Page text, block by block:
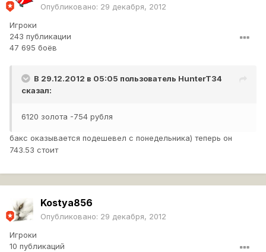
Опубликовано: 29 декабря, 2012
Игроки
243 публикации
47 695 боёв
В 29.12.2012 в 05:05 пользователь HunterT34
сказал:
6120 золота -754 рубля
бакс оказывается подешевел с понедельника) теперь он
743.53 стоит
Kostya856
Опубликовано: 29 декабря, 2012
Игроки
10 публикаций